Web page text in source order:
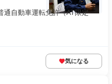
通自動車運転免許（AT限定
気になる